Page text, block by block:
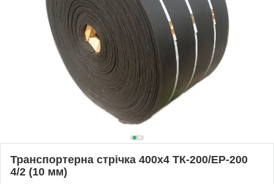
Транспортерна стрічка 400х4 ТК-200/ЕР-200
4/2 (10 мм)